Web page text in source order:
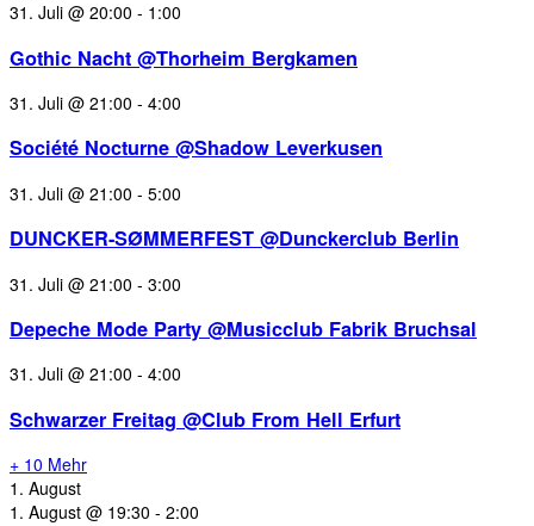
31. Juli @ 20:00 - 1:00
Gothic Nacht @Thorheim Bergkamen
31. Juli @ 21:00 - 4:00
Société Nocturne @Shadow Leverkusen
31. Juli @ 21:00 - 5:00
DUNCKER-SØMMERFEST @Dunckerclub Berlin
31. Juli @ 21:00 - 3:00
Depeche Mode Party @Musicclub Fabrik Bruchsal
31. Juli @ 21:00 - 4:00
Schwarzer Freitag @Club From Hell Erfurt
+ 10 Mehr
1. August
1. August @ 19:30 - 2:00